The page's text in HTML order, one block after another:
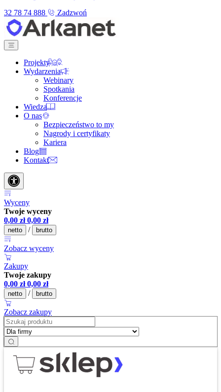
32 78 74 888
Zadzwoń
Projekty
Wydarzenia
Webinary
Spotkania
Konferencje
Wiedza
O nas
Bezpieczeństwo to my
Nagrody i certyfikaty
Kariera
Blog
Kontakt
Wyceny
Twoje wyceny
0,00 zł 0,00 zł
netto / brutto
Zobacz wyceny
Zakupy
Twoje zakupy
0,00 zł 0,00 zł
netto / brutto
Zobacz zakupy